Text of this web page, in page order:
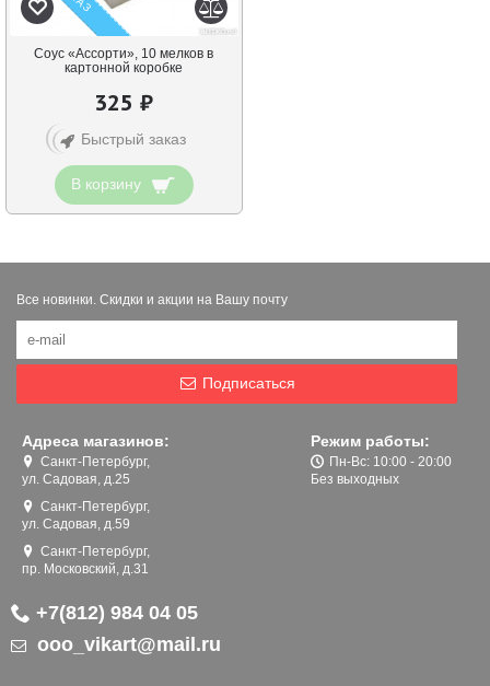
Соус «Ассорти», 10 мелков в
картонной коробке
325 ₽
Быстрый заказ
В корзину
Все новинки. Скидки и акции на Вашу почту
Подписаться
Адреса магазинов:
Санкт-Петербург,
ул. Садовая, д.25
Санкт-Петербург,
ул. Садовая, д.59
Санкт-Петербург,
пр. Московский, д.31
Режим работы:
Пн-Вс: 10:00 - 20:00
Без выходных
+7(812) 984 04 05
ooo_vikart@mail.ru